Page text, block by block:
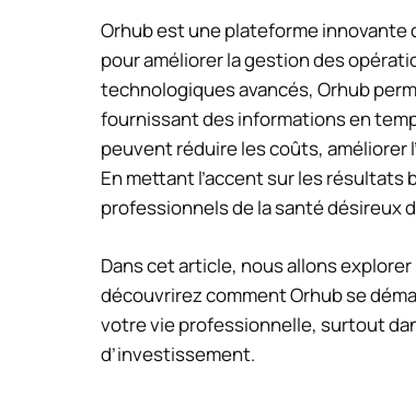
Orhub est une plateforme innovante
pour améliorer la gestion des
technologiques avancés, Orhub
fournissant des informations en
peuvent réduire les coûts, améliorer
En mettant l’accent sur les
professionnels de la santé désireux
Dans cet article, nous allons
découvrirez comment Orhub se
votre vie professionnelle, surtout
d’investissement.